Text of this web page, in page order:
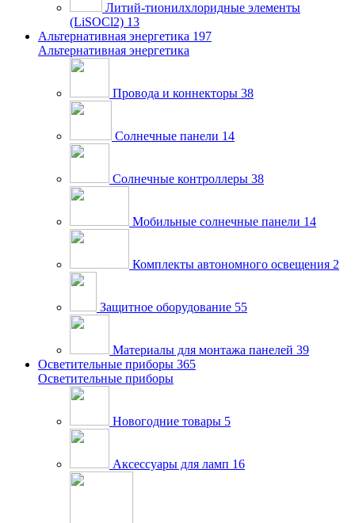
Литий-тионилхлоридные элементы
(LiSOCl2) 13
Альтернативная энергетика 197
Альтернативная энергетика
Провода и коннекторы 38
Солнечные панели 14
Солнечные контроллеры 38
Мобильные солнечные панели 14
Комплекты автономного освещения 2
Защитное оборудование 55
Материалы для монтажа панелей 39
Осветительные приборы 365
Осветительные приборы
Новогодние товары 5
Аксессуары для ламп 16